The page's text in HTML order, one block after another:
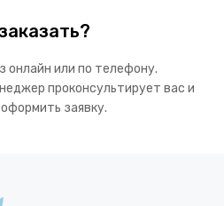
онлайн или по телефону.
проконсультирует вас и
заявку.